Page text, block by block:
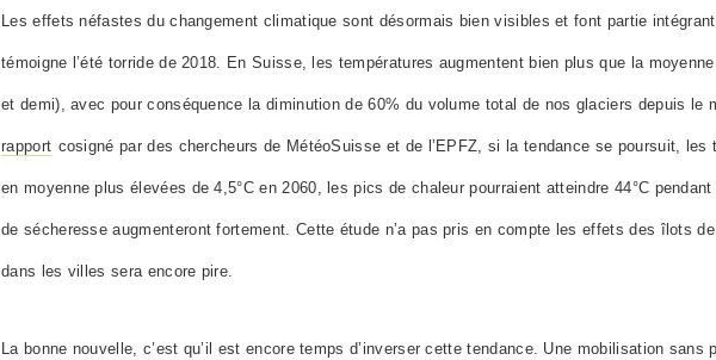
Les effets néfastes du changement climatique sont désormais bien visibles et font partie
témoigne l’été torride de 2018. En Suisse, les températures augmentent bien plus que la
et demi), avec pour conséquence la diminution de 60% du volume total de nos glaciers depuis le
rapport cosigné par des chercheurs de MétéoSuisse et de l’EPFZ, si la tendance se poursuit,
en moyenne plus élevées de 4,5°C en 2060, les pics de chaleur pourraient atteindre 44°C
de sécheresse augmenteront fortement. Cette étude n’a pas pris en compte les effets des îlots
dans les villes sera encore pire.
La bonne nouvelle, c’est qu’il est encore temps d’inverser cette tendance. Une mobilisation sans